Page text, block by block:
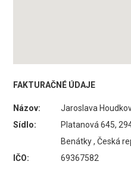
FAKTURAČNÉ ÚDAJE
Názov:
Jaroslava
Sídlo:
Platanová 645,
Benátky , Česká
IČO:
69367582